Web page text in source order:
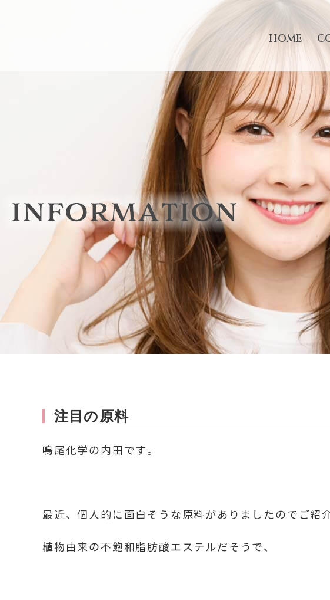
HOME
注目の原料
鳴尾化学の内田です。
最近、個人的に面白そうな原料がありましたのでご紹
植物由来の不飽和脂肪酸エステルだそうで、